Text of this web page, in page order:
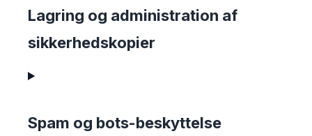
Lagring og administration af
sikkerhedskopier
Spam og bots-beskyttelse